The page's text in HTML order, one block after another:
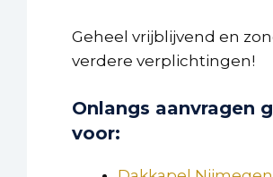
Geheel vrijblijvend en
verdere verplichtingen!
Onlangs aanvragen
voor: